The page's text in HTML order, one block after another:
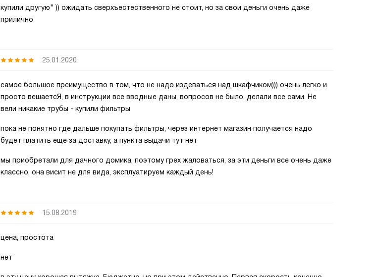
купили другую" )) ожидать сверхъестественного не стоит, но за свои деньги очень даже
прилично
25.01.2020
самое большое преимущество в том, что не надо издеваться над шкафчиком))) очень легко и
просто вешаетсЯ, в инструкции все вводные даны, вопросов не было, делали все сами. Не
вели никакие трубы - купили фильтры
пока не понятно где дальше покупать фильтры, через интернет магазин получается надо
будет платить еще за доставку, а пункта выдачи тут нет
мы приобретали для дачного домика, поэтому грех жаловаться, за эти деньги все очень даже
классно, она висит не для вида, эксплуатируем каждый день!
15.08.2019
цена, простота
нет